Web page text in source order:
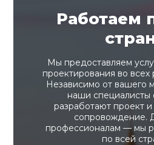
Работаем
Мы предоставляем
проектирования во всех
Независимо от вашего
наши специалисты
разработают проект
сопровождение.
профессионалам — мы
по всей